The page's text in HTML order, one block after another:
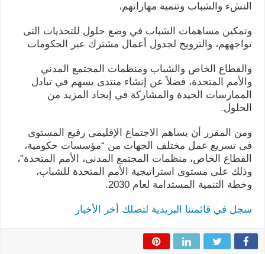
النشء والشباب وتنمية مهاراتهم،
وتمكين مساهمات الشباب في وضع حلول للتحديات التى
تواجههم، والترويج لجدول أعمال مشترك عبر الحكومات
والقطاع الخاص والشباب ومنظمات المجتمع المدني
والأمم المتحدة، فضلاً عن إنشاء منتدى يسهم في تبادل
الممارسات الجيدة والمشاركة في إيجاد المزيد من
الحلول.
ومن المقرر أن يساهم الاجتماع الإقليمى رفيع المستوى
فى تسريع عمل مختلف الجهات من “مؤسسات حكومية،
القطاع الخاص، منظمات المجتمع المدنى، الأمم المتحدة”،
وذلك على مستوى استراتيجية الأمم المتحدة للشباب،
وخطة التنمية المستدامة لعام 2030.
سجل في قائمتنا البريدية لتصلك أخر الأخبار